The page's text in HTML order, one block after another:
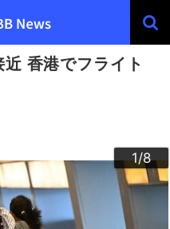
香港でフライト
1/8
2/8
3/8
4/8
5/8
6/8
7/8
8/8